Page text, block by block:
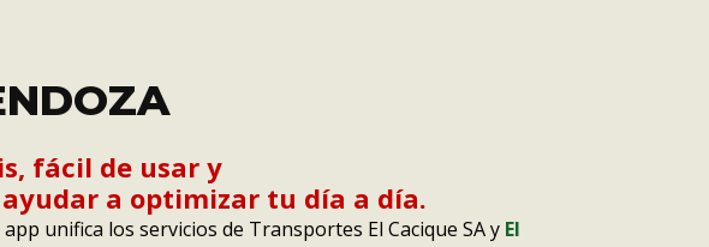
fácil de usar y
a optimizar tu día a día.
unifica los servicios de Transportes El Cacique SA y El